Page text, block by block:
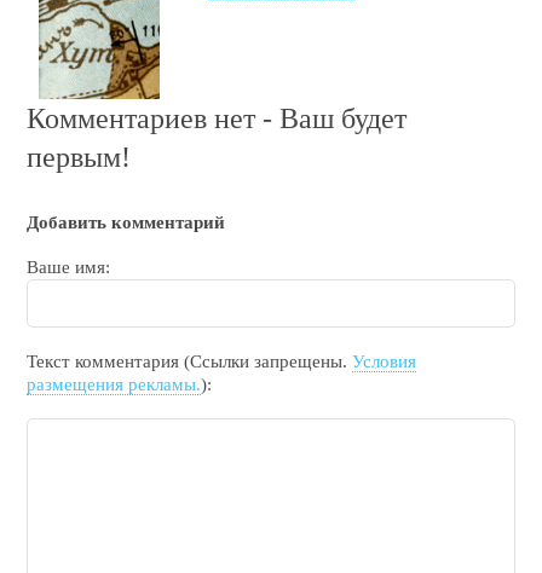
Комментариев нет - Ваш будет
первым!
Добавить комментарий
Ваше имя:
Текст комментария (Ссылки запрещены.Условия
размещения рекламы.):